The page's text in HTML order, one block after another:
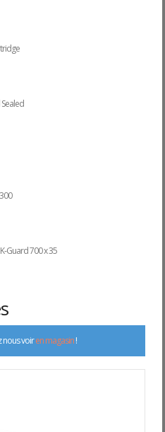
Guard 700 x 35
nous voiren magasin!